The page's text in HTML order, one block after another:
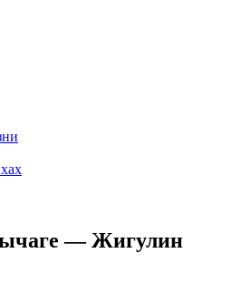
— Жигулин